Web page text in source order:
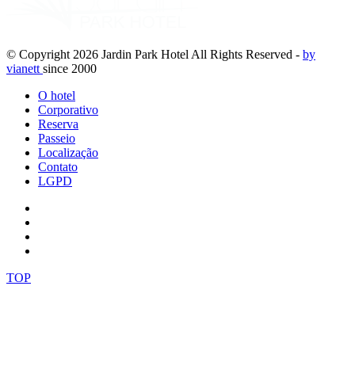
© Copyright 2026 Jardin Park Hotel All Rights Reserved - by
vianett since 2000
O hotel
Corporativo
Reserva
Passeio
Localização
Contato
LGPD
TOP